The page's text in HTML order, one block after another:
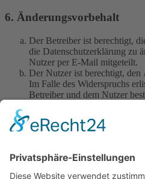
6. Änderungsvorbehalt
Der Betreiber ist berechtigt,
die Datenschutzerklärung zu
Nutzer per E-Mail mitgeteilt.
Der Nutzer ist berechtigt,
Im Falle des Widerspruchs
Betreiber und dem Nutzer
Die Änderungen gelten als
der Nutzer den Änderungen
sind in der Datenschutzerklärung